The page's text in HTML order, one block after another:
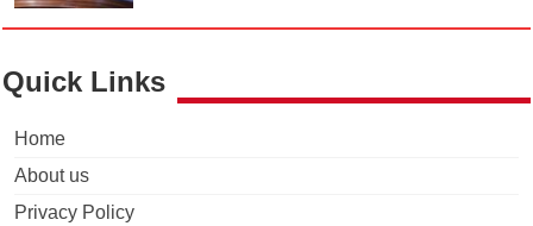
Quick Links
Home
About us
Privacy Policy